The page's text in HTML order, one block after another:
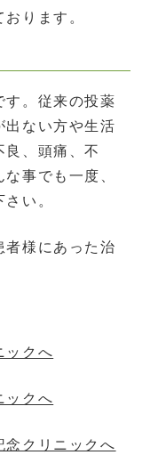
ります。
す。従来の投薬
出ない方や生活
良、頭痛、不
事でも一度、
い。
者様にあった治
ックへ
ックへ
念クリニックへ